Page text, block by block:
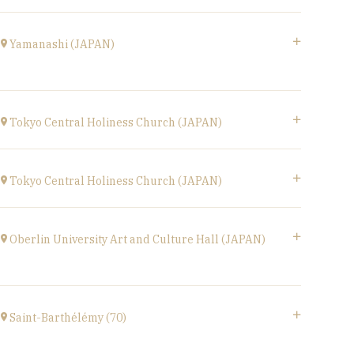
Boulevard Harpignies, 59301 Valenciennes
at19H00
Yamanashi (JAPAN)
Kofu-City
at19H30
Tokyo Central Holiness Church (JAPAN)
at19H
Tokyo Central Holiness Church (JAPAN)
at14H
Oberlin University Art and Culture Hall (JAPAN)
2600-4, Honmachida, Machida City, Tokyo
(JAPAN)
Saint-Barthélémy (70)